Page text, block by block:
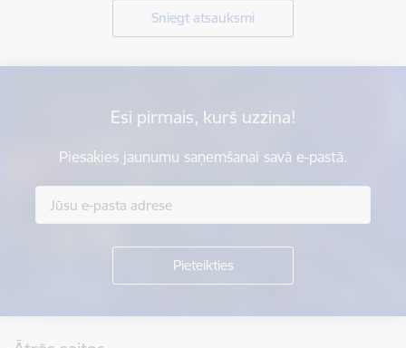
Sniegt atsauksmi
Esi pirmais, kurš uzzina!
Piesakies jaunumu saņemšanai savā e-pastā.